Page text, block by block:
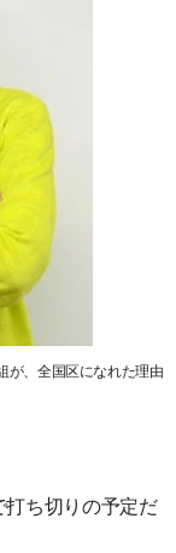
が、全国区になれた理由
打ち切りの予定だ